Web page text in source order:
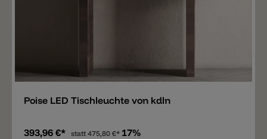
Poise LED Tischleuchte von kdln
393,96 €* statt475,80 €* 17%